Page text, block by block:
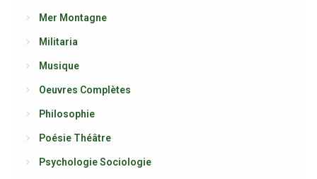
Mer Montagne
Militaria
Musique
Oeuvres Complètes
Philosophie
Poésie Théâtre
Psychologie Sociologie